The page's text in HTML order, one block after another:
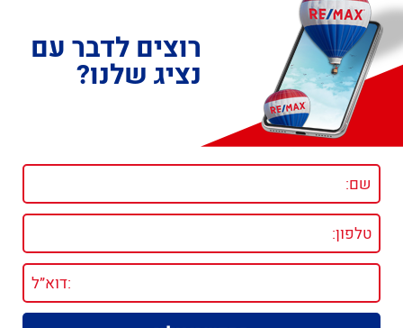
רוצים לדבר עם
נציג שלנו?